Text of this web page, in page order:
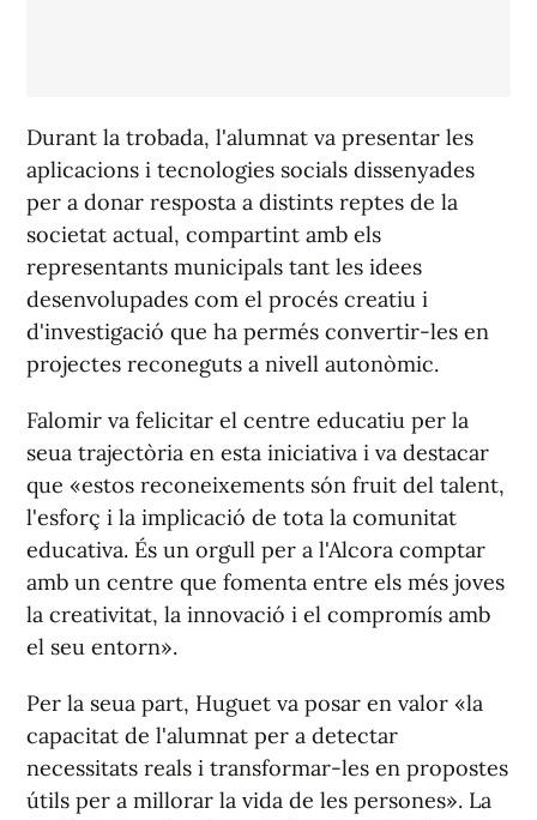
Durant la trobada, l'alumnat va presentar les
aplicacions i tecnologies socials dissenyades
per a donar resposta a distints reptes de la
societat actual, compartint amb els
representants municipals tant les idees
desenvolupades com el procés creatiu i
d'investigació que ha permés convertir-les en
projectes reconeguts a nivell autonòmic.
Falomir va felicitar el centre educatiu per la
seua trajectòria en esta iniciativa i va destacar
que «estos reconeixements són fruit del talent,
l'esforç i la implicació de tota la comunitat
educativa. És un orgull per a l'Alcora comptar
amb un centre que fomenta entre els més joves
la creativitat, la innovació i el compromís amb
el seu entorn».
Per la seua part, Huguet va posar en valor «la
capacitat de l'alumnat per a detectar
necessitats reals i transformar-les en propostes
útils per a millorar la vida de les persones». La